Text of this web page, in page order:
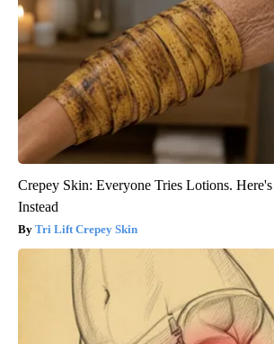
Crepey Skin: Everyone Tries Lotions.
Instead
Tri Lift Crepey Skin